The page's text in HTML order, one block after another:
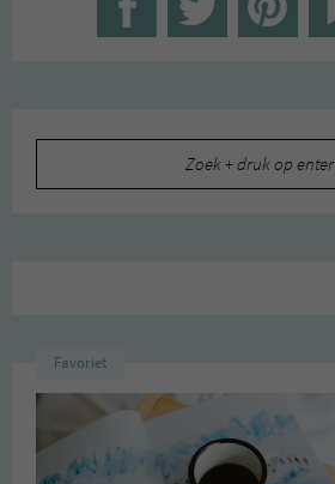
Favoriet